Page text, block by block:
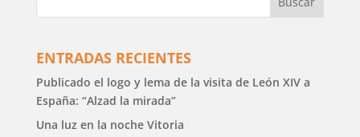
ENTRADAS RECIENTES
Publicado el logo y lema de la visita de León XIV a
España: “Alzad la mirada”
Una luz en la noche Vitoria